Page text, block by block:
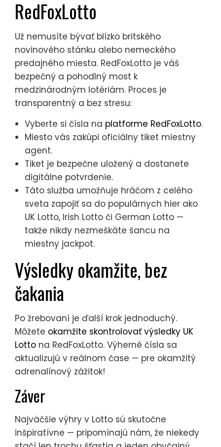
RedFoxLotto
Už nemusíte bývať blízko britského
novinového stánku alebo nemeckého
predajného miesta. RedFoxLotto je váš
bezpečný a pohodlný most k
medzinárodným lotériám. Proces je
transparentný a bez stresu:
Vyberte si čísla na platforme RedFoxLotto.
Miesto vás zakúpi oficiálny tiket miestny
agent.
Tiket je bezpečne uložený a dostanete
digitálne potvrdenie.
Táto služba umožňuje hráčom z celého
sveta zapojiť sa do populárnych hier ako
UK Lotto, Irish Lotto či German Lotto —
takže nikdy nezmeškáte šancu na
miestny jackpot.
Výsledky okamžite, bez
čakania
Po žrebovaní je ďalší krok jednoduchý.
Môžete okamžite skontrolovať výsledky UK
Lotto na RedFoxLotto. Výherné čísla sa
aktualizujú v reálnom čase — pre okamžitý
adrenalínový zážitok!
Záver
Najväčšie výhry v Lotto sú skutočne
inšpiratívne — pripomínajú nám, že niekedy